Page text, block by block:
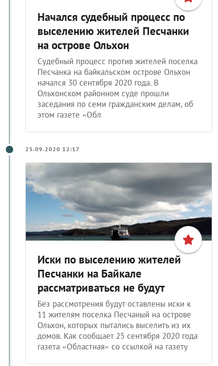
Начался судебный процесс по
выселению жителей Песчанки
на острове Ольхон
Судебный процесс против жителей поселка
Песчанка на байкальском острове Ольхон
начался 30 сентября 2020 года. В
Ольхонском районном суде прошли
заседания по семи гражданским делам, об
этом газете «Обл
Иски по выселению жителей
Песчанки на Байкале
рассматриваться не будут
Без рассмотрения будут оставлены иски к
11 жителям поселка Песчаный на острове
Ольхон, которых пытались выселить из их
домов. Как сообщает 25 сентября 2020 года
газета «Областная» со ссылкой на газету